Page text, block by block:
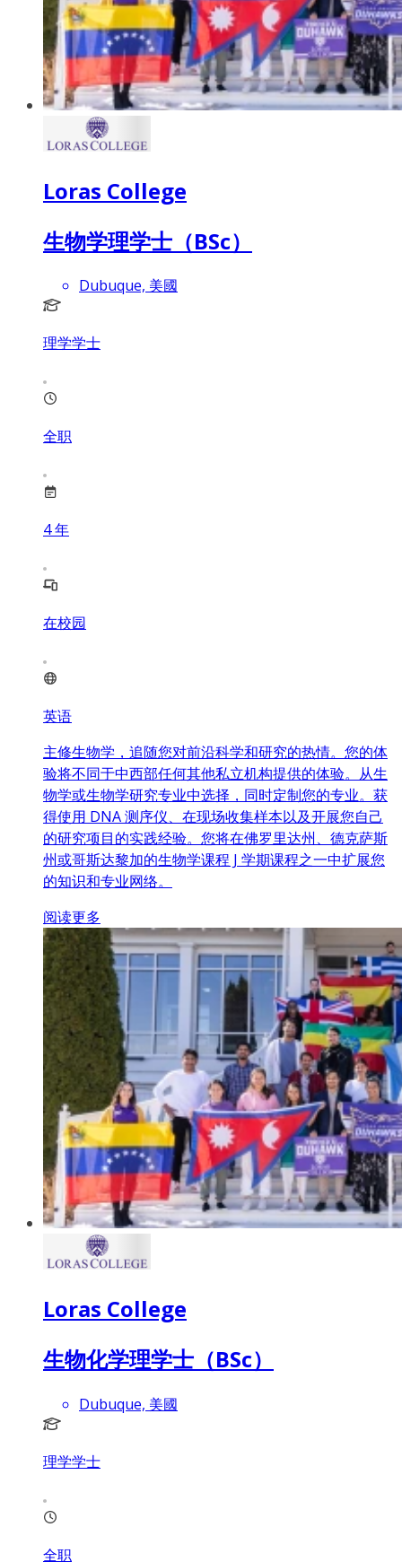
Loras College
生物学理学士（BSc）
Dubuque, 美國
理学学士
全职
4年
在校园
英语
主修生物学，追随您对前沿科学和研究的热情。您的体
验将不同于中西部任何其他私立机构提供的体验。从生
物学或生物学研究专业中选择，同时定制您的专业。获
得使用 DNA 测序仪、在现场收集样本以及开展您自己
的研究项目的实践经验。您将在佛罗里达州、德克萨斯
州或哥斯达黎加的生物学课程 J 学期课程之一中扩展您
的知识和专业网络。
阅读更多
Loras College
生物化学理学士（BSc）
Dubuque, 美國
理学学士
全职